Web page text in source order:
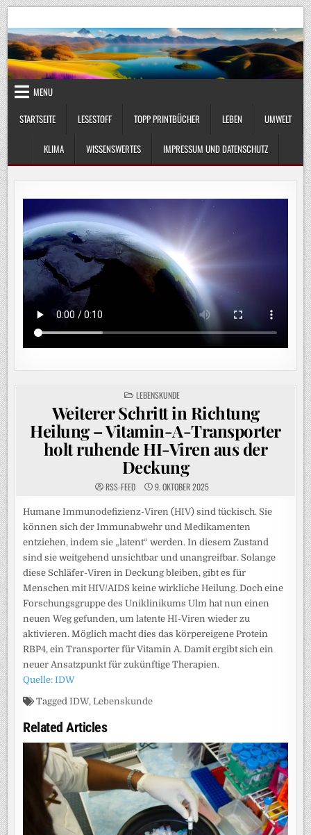
Skip
to
content
UmweltKlima.com
MENU
STARTSEITE
LESESTOFF TOPP PRINTBÜCHER LEBEN UMWELT
KLIMA WISSENSWERTES IMPRESSUM UND DATENSCHUTZ
POSTED
IN
LEBENSKUNDE
Weiterer Schritt in Richtung
Heilung – Vitamin-A-Transporter
holt ruhende HI-Viren aus der
Deckung
RSS-FEED 9. OKTOBER 2025
Humane Immunodefizienz-Viren (HIV) sind tückisch. Sie
können sich der Immunabwehr und Medikamenten
entziehen, indem sie „latent“ werden. In diesem Zustand
sind sie weitgehend unsichtbar und unangreifbar. Solange
diese Schläfer-Viren in Deckung bleiben, gibt es für
Menschen mit HIV/AIDS keine wirkliche Heilung. Doch eine
Forschungsgruppe des Uniklinikums Ulm hat nun einen
neuen Weg gefunden, um latente HI-Viren wieder zu
aktivieren. Möglich macht dies das körpereigene Protein
RBP4, ein Transporter für Vitamin A. Damit ergibt sich ein
neuer Ansatzpunkt für zukünftige Therapien.
Quelle: IDW
TaggedIDW,Lebenskunde
Related Articles